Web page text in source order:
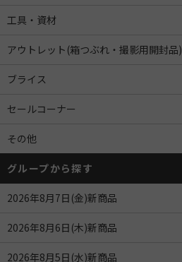
工具・資材
アウトレット(箱つぶれ・撮影用開封品)
ブライス
セールコーナー
その他
グループから探す
2026年8月7日(金)新商品
2026年8月6日(木)新商品
2026年8月5日(水)新商品